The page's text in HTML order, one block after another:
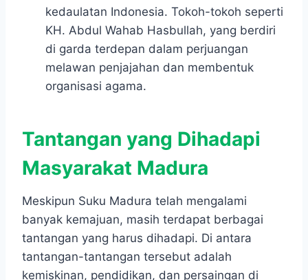
kedaulatan Indonesia. Tokoh-tokoh seperti
KH. Abdul Wahab Hasbullah, yang berdiri
di garda terdepan dalam perjuangan
melawan penjajahan dan membentuk
organisasi agama.
Tantangan yang Dihadapi
Masyarakat Madura
Meskipun Suku Madura telah mengalami
banyak kemajuan, masih terdapat berbagai
tantangan yang harus dihadapi. Di antara
tantangan-tantangan tersebut adalah
kemiskinan, pendidikan, dan persaingan di